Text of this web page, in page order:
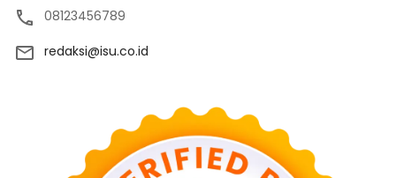
08123456789
redaksi@isu.co.id